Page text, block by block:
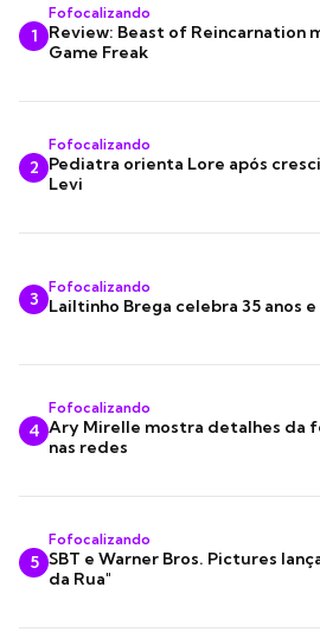
1
Fofocalizando
Review: Beast of Reincarnation
Game Freak
2
Fofocalizando
Pediatra orienta Lore após
Levi
3
Fofocalizando
Lailtinho Brega celebra 35 anos
4
Fofocalizando
Ary Mirelle mostra detalhes da
nas redes
5
Fofocalizando
SBT e Warner Bros. Pictures
da Rua"